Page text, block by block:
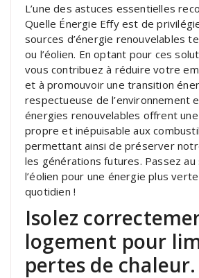
L’une des astuces essentielles
Quelle Énergie Effy est de
sources d’énergie renouvelables
ou l’éolien. En optant pour ces
vous contribuez à réduire votre
et à promouvoir une transition
respectueuse de l’environnement
énergies renouvelables offrent
propre et inépuisable aux
permettant ainsi de préserver
les générations futures. Passez au
l’éolien pour une énergie plus
quotidien !
Isolez
logement pour
pertes de chaleur.